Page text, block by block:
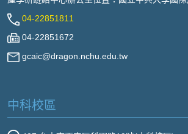
04-22851811
04-22851672
gcaic@dragon.nchu.edu.tw
中科校區